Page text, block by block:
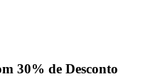
30% de Desconto